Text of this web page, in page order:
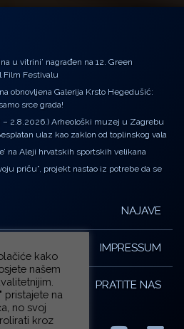
u vitrini’ nagrađen na 12. Green
Film Festivalu
obnovljena Galerija Krsto Hegedušić:
srce grada!
– 2.8.2026.) Arheološki muzej u Zagrebu
ulaz kao zaklon od toplinskog vala
na Aleji hrvatskih sportskih velikana
priču”, projekt nastao iz potrebe da se
NAJAVE
IMPRESSUM
PRATITE NAS
kako
našem
pristajete na
no svoj
kroz